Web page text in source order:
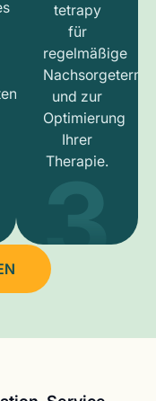
tetrapy
für
regelmäßige
und zur
Optimierung
Ihrer
Therapie.
3